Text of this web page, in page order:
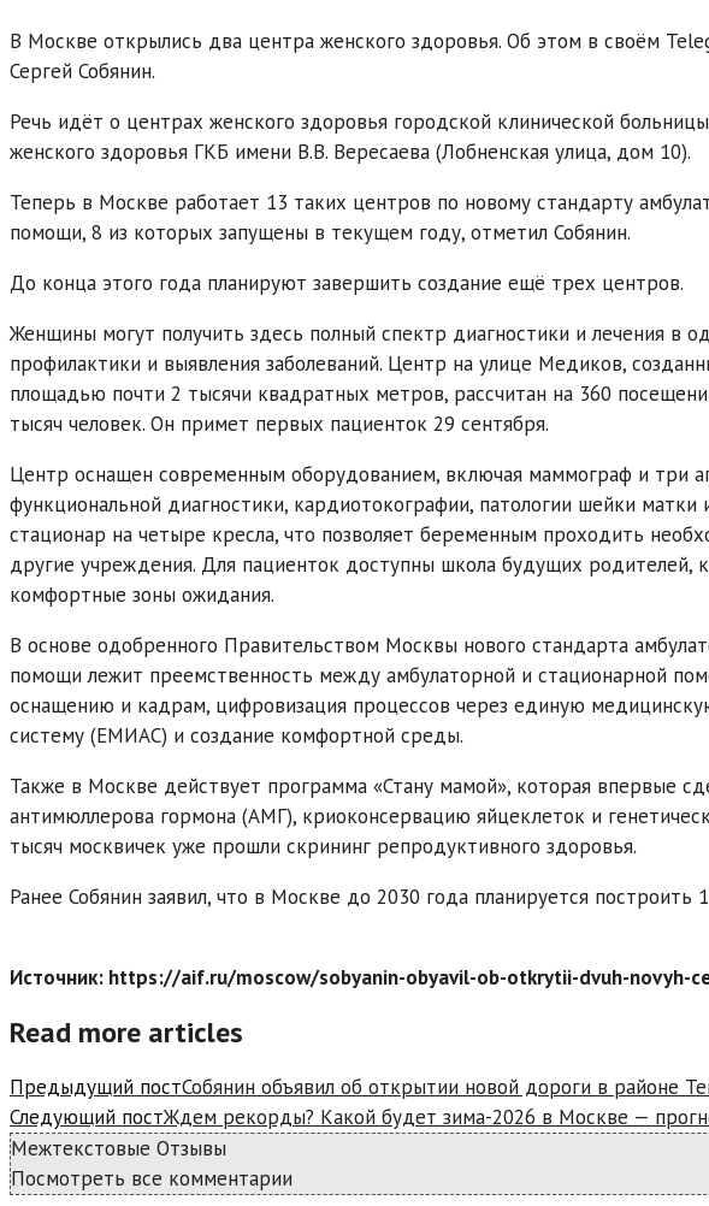
В Москве открылись два центра женского здоровья. Об этом в своём
Сергей Собянин.
Речь идёт о центрах женского здоровья городской клинической
женского здоровья ГКБ имени В.В. Вересаева (Лобненская улица, дом 10).
Теперь в Москве работает 13 таких центров по новому стандарту
помощи, 8 из которых запущены в текущем году, отметил Собянин.
До конца этого года планируют завершить создание ещё трех центров.
Женщины могут получить здесь полный спектр диагностики и лечения в
профилактики и выявления заболеваний. Центр на улице Медиков,
площадью почти 2 тысячи квадратных метров, рассчитан на 360
тысяч человек. Он примет первых пациенток 29 сентября.
Центр оснащен современным оборудованием, включая маммограф и три
функциональной диагностики, кардиотокографии, патологии шейки
стационар на четыре кресла, что позволяет беременным проходить
другие учреждения. Для пациенток доступны школа будущих родителей,
комфортные зоны ожидания.
В основе одобренного Правительством Москвы нового стандарта
помощи лежит преемственность между амбулаторной и стационарной
оснащению и кадрам, цифровизация процессов через единую
систему (ЕМИАС) и создание комфортной среды.
Также в Москве действует программа «Стану мамой», которая впервые
антимюллерова гормона (АМГ), криоконсервацию яйцеклеток и
тысяч москвичек уже прошли скрининг репродуктивного здоровья.
Ранее Собянин заявил, что в Москве до 2030 года планируется построить
Источник: https://aif.ru/moscow/sobyanin-obyavil-ob-otkrytii-dvuh-novyh-
Read more articles
Предыдущий постСобянин объявил об открытии новой дороги в районе
Следующий постЖдем рекорды? Какой будет зима-2026 в Москве —
Межтекстовые Отзывы
Посмотреть все комментарии